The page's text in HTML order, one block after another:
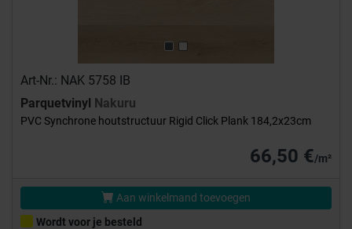
Art-Nr.: NAK 5758 IB
Parquetvinyl Nakuru
PVC Synchrone houtstructuur Rigid Click Plank 184,2x23cm
66,50 €/m²
Aan winkelmand toevoegen
Wordt voor je besteld